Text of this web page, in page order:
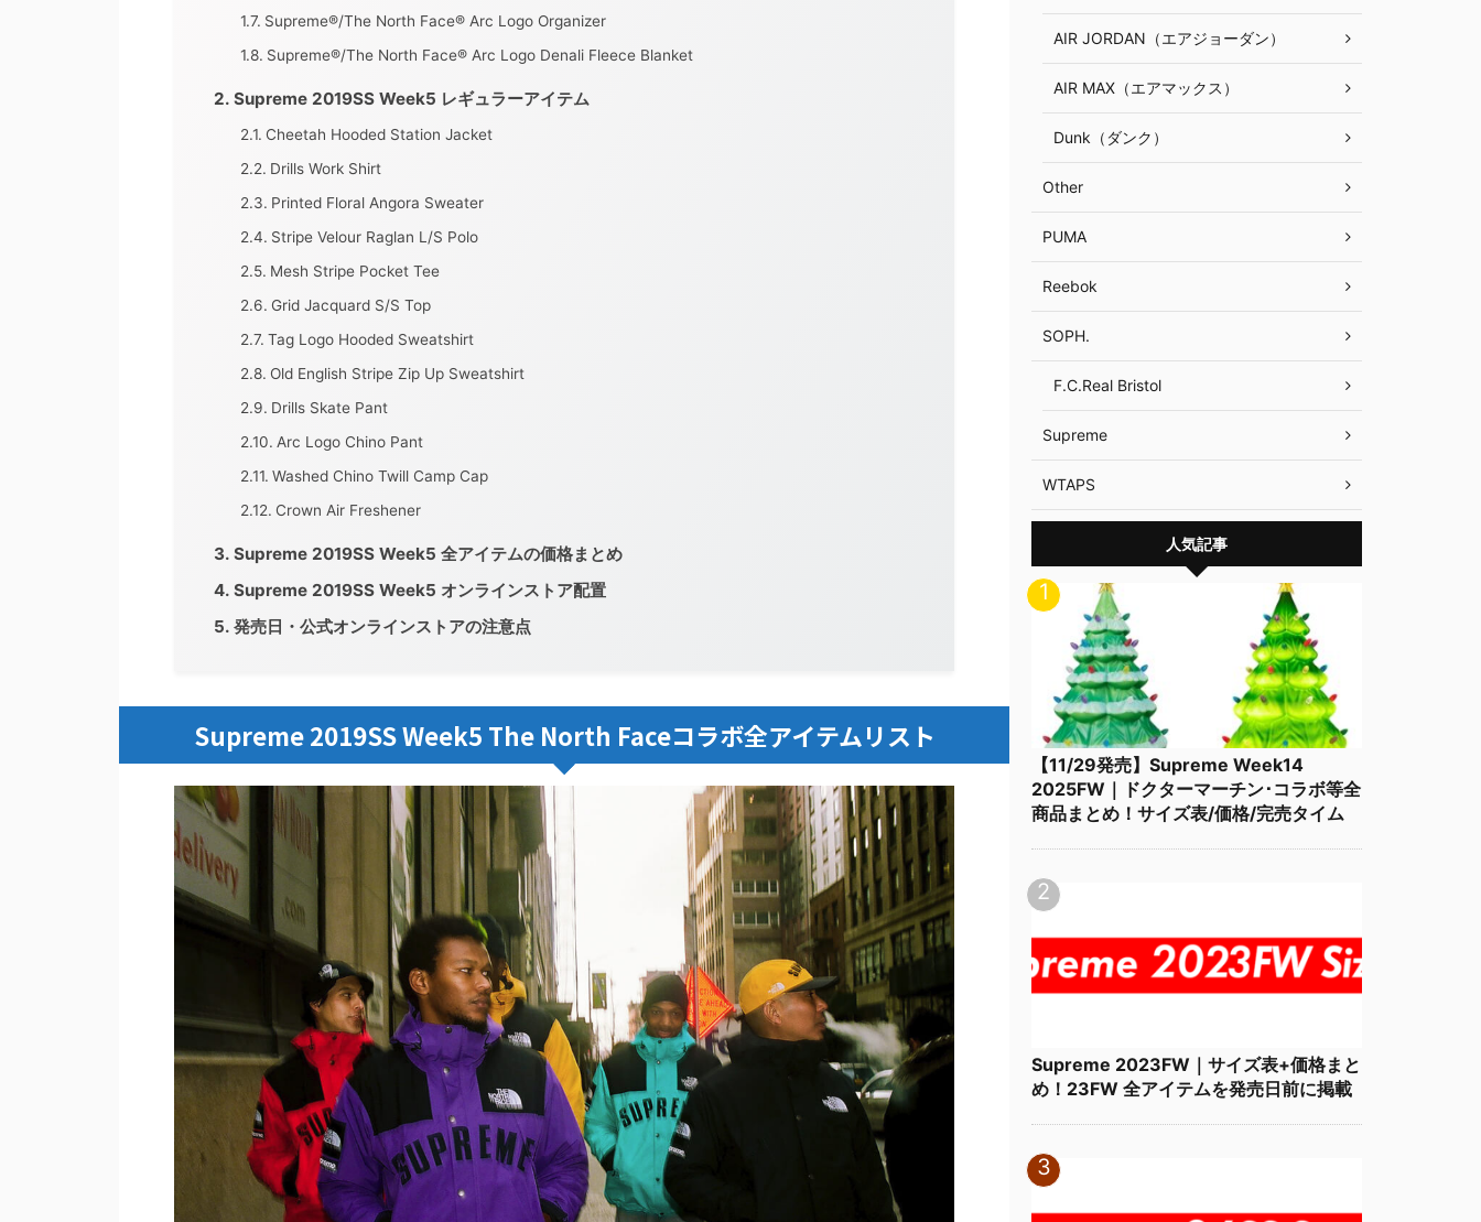
Supreme®/The North Face® Arc Logo Organizer
Supreme®/The North Face® Arc Logo Denali Fleece Blanket
Supreme 2019SS Week5 レギュラーアイテム
Cheetah Hooded Station Jacket
Drills Work Shirt
Printed Floral Angora Sweater
Stripe Velour Raglan L/S Polo
Mesh Stripe Pocket Tee
Grid Jacquard S/S Top
Tag Logo Hooded Sweatshirt
Old English Stripe Zip Up Sweatshirt
Drills Skate Pant
Arc Logo Chino Pant
Washed Chino Twill Camp Cap
Crown Air Freshener
Supreme 2019SS Week5 全アイテムの価格まとめ
Supreme 2019SS Week5 オンラインストア配置
発売日・公式オンラインストアの注意点
Supreme 2019SS Week5 The North Faceコラボ全アイテムリスト
AIR JORDAN（エアジョーダン）
AIR MAX（エアマックス）
Dunk（ダンク）
Other
PUMA
Reebok
SOPH.
F.C.Real Bristol
Supreme
WTAPS
人気記事
【11/29発売】Supreme Week14
2025FW｜ドクターマーチン･コラボ等全
商品まとめ！サイズ表/価格/完売タイム
Supreme 2023FW｜サイズ表+価格まと
め！23FW 全アイテムを発売日前に掲載